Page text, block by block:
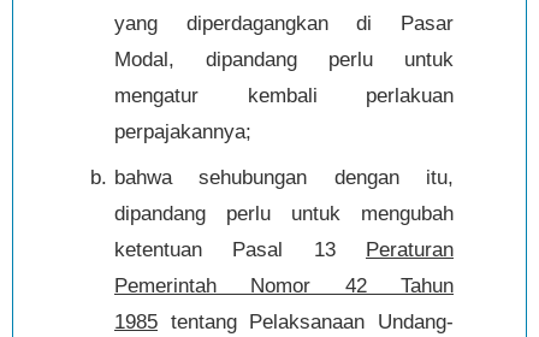
yang diperdagangkan di Pasar
Modal, dipandang perlu untuk
mengatur kembali perlakuan
perpajakannya;
bahwa sehubungan dengan itu,
dipandang perlu untuk mengubah
ketentuan Pasal 13 Peraturan
Pemerintah Nomor 42 Tahun
1985 tentang Pelaksanaan Undang-